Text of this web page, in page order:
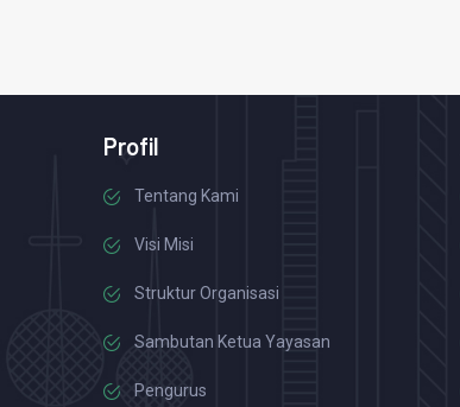
Profil
Tentang Kami
Visi Misi
Struktur Organisasi
Sambutan Ketua Yayasan
Pengurus